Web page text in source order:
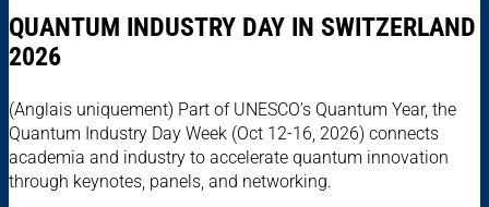
QUANTUM INDUSTRY DAY IN SWITZERLAND
2026
(Anglais uniquement) Part of UNESCO’s Quantum Year, the
Quantum Industry Day Week (Oct 12-16, 2026) connects
academia and industry to accelerate quantum innovation
through keynotes, panels, and networking.